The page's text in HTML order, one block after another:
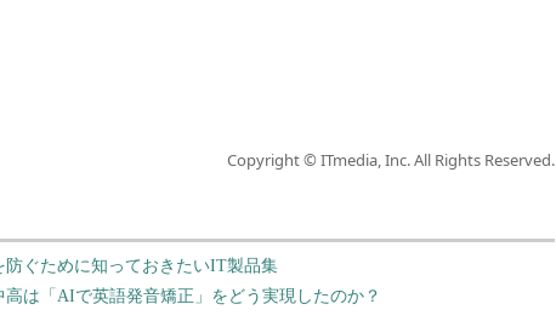
Copyright © ITmedia, Inc. All Rights Reserved.
防ぐために知っておきたいIT製品集
は「AIで英語発音矯正」をどう実現したのか？